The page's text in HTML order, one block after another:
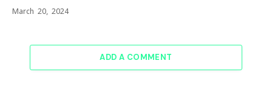
March 20, 2024
ADD A COMMENT